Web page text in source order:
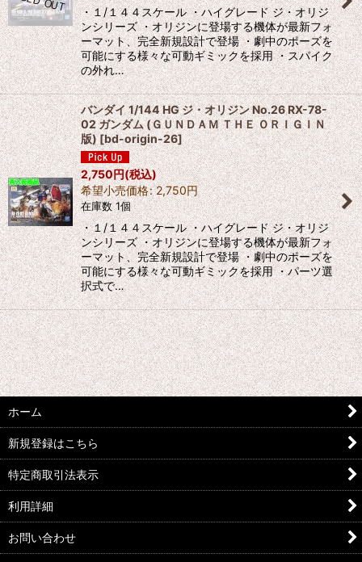
・１/１４４スケール ・ハイグレード ジ・オリジ
ンシリーズ ・オリジンに登場する機体が最新フォ
ーマット、完全新規設計で登場 ・劇中のポーズを
可能にする様々な可動ギミックを採用 ・スパイク
の外れ…
バンダイ 1/144 HG ジ・オリジン No.26 RX-78-
02 ガンダム (ＧＵＮＤＡＭ ＴＨＥ ＯＲＩＧＩＮ
版)[bd-origin-26]
2,750円(税込)
希望小売価格: 2,750円
在庫数 1個
・１/１４４スケール ・ハイグレード ジ・オリジ
ンシリーズ ・オリジンに登場する機体が最新フォ
ーマット、完全新規設計で登場 ・劇中のポーズを
可能にする様々な可動ギミックを採用 ・パーツ選
択式で…
ホーム
新規登録はこちら
特定商取引法表示
利用詳細
お問い合わせ